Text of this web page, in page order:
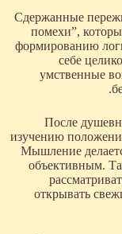
Сдержанные
помехи”,
формированию
себе
умственные
После
изучению
Мышление
объективным.
открывать